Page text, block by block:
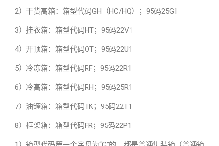
2）干货高箱：箱型代码GH（HC/HQ）；95码25G1
3）挂衣箱：箱型代码HT；95码22V1
4）开顶箱：箱型代码OT；95码22U1
5）冷冻箱：箱型代码RF；95码22R1
6）冷高箱：箱型代码RH；95码25R1
7）油罐箱：箱型代码TK；95码22T1
8）框架箱：箱型代码FR；95码22P1